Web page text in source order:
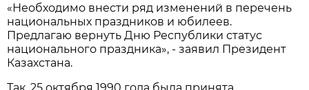
«Необходимо внести ряд изменений в перечень
национальных праздников и юбилеев.
Предлагаю вернуть Дню Республики статус
национального праздника», - заявил Президент
Казахстана.